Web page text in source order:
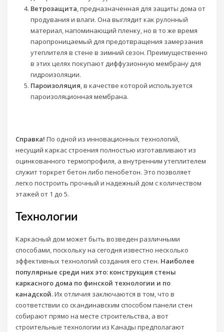
Ветрозащита, предназначенная для защиты дома от
продувания и влаги. Она выглядит как рулонный
материал, напоминающий пленку, но в то же время
паропроницаемый для предотвращения замерзания
утеплителя в стене в зимний сезон. Преимущественно
в этих целях покупают диффузионную мембрану для
гидроизоляции.
Пароизоляция, в качестве которой используется
пароизоляционная мембрана.
Справка! По одной из инновационных технологий,
несущий каркас строения полностью изготавливают из
оцинкованного термопрофиля, а внутренним утеплителем
служит торкрет бетон либо пенобетон. Это позволяет
легко построить прочный и надежный дом с количеством
этажей от 1 до 5.
Технологии
Каркасный дом может быть возведен различными
способами, поскольку на сегодня известно несколько
эффективных технологий создания его стен. Наиболее
популярные среди них это: конструкция стены
каркасного дома по финской технологии и по
канадской.Их отличия заключаются в том, что в
соответствии со скандинавским способом панели стен
собирают прямо на месте строительства, а вот
строительные технологии из Канады предполагают